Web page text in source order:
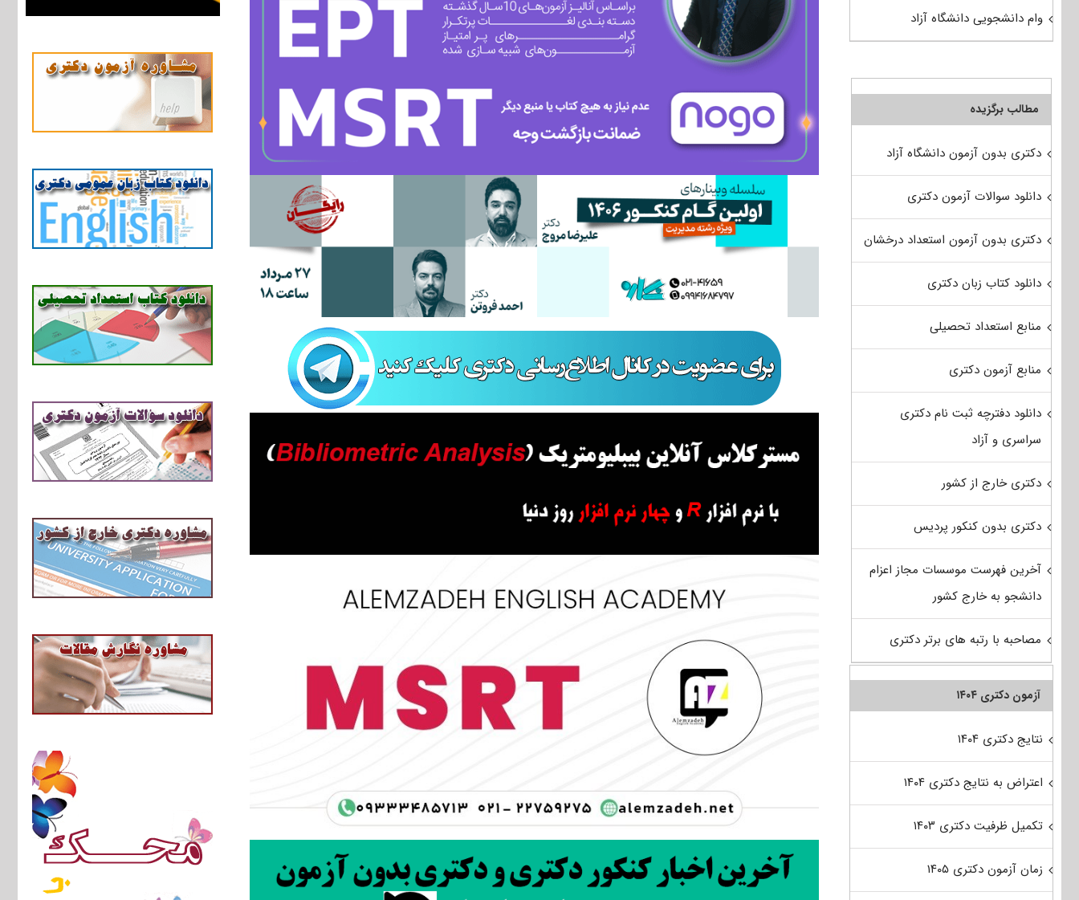
وام دانشجویی دانشگاه آزاد
مطالب برگزیده
دکتری بدون آزمون دانشگاه آزاد
دانلود سوالات آزمون دکتری
دکتری بدون آزمون استعداد درخشان
دانلود کتاب زبان دکتری
منابع استعداد تحصیلی
منابع آزمون دکتری
دانلود دفترچه ثبت نام دکتری
سراسری و آزاد
دکتری خارج از کشور
دکتری بدون کنکور پردیس
آخرین فهرست موسسات مجاز اعزام
دانشجو به خارج کشور
مصاحبه با رتبه های برتر دکتری
آزمون دکتری ۱۴۰۴
نتایج دکتری ۱۴۰۴
اعتراض به نتایج دکتری ۱۴۰۴
تکمیل ظرفیت دکتری ۱۴۰۳
زمان آزمون دکتری ۱۴۰۵